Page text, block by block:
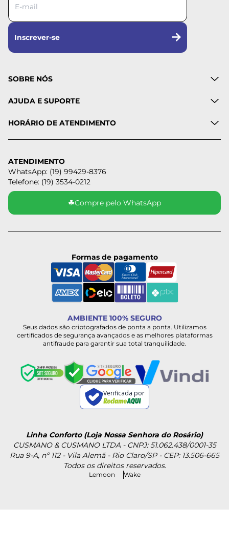
Inscrever-se
SOBRE NÓS
AJUDA E SUPORTE
HORÁRIO DE ATENDIMENTO
ATENDIMENTO
WhatsApp: (19) 99429-8376
Telefone: (19) 3534-0212
☘Compre pelo WhatsApp
Formas de pagamento
AMBIENTE 100% SEGURO
Seus dados são criptografados de ponta a ponta. Utilizamos
certificados de segurança avançados e as melhores plataformas
antifraude para garantir sua total tranquilidade.
Verificada por
Linha Conforto (Loja Nossa Senhora do Rosário)
CUSMANO & CUSMANO LTDA - CNPJ: 51.062.438/0001-35
Rua 9-A, nº 112 - Vila Alemã - Rio Claro/SP - CEP: 13.506-665
Todos os direitos reservados.
Lemoon Wake